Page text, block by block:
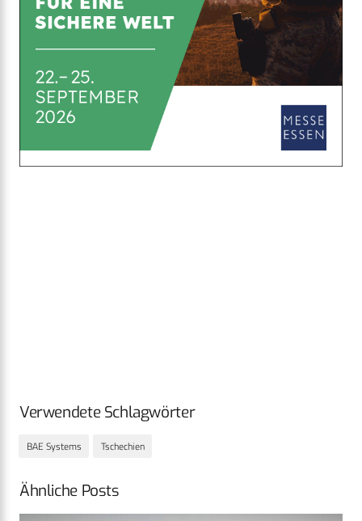
Verwendete Schlagwörter
BAE Systems Tschechien
Ähnliche Posts